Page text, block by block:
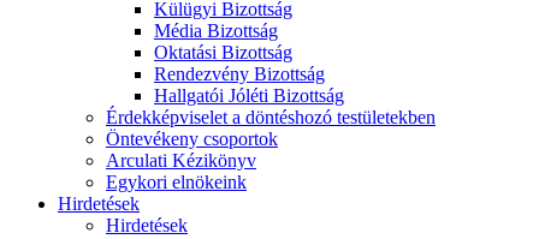
Külügyi Bizottság
Média Bizottság
Oktatási Bizottság
Rendezvény Bizottság
Hallgatói Jóléti Bizottság
Érdekképviselet a döntéshozó testületekben
Öntevékeny csoportok
Arculati Kézikönyv
Egykori elnökeink
Hirdetések
Hirdetések